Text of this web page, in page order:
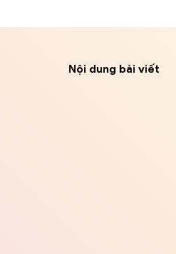
Nội dung bài viết